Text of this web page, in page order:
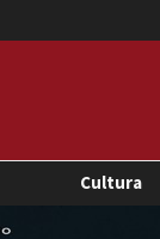
Cultura